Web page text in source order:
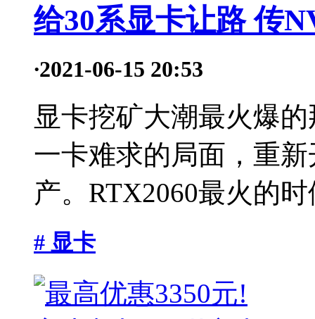
给30系显卡让路 传
·2021-06-15 20:53
显卡挖矿大潮最火爆
一卡难求的局面，重
产。RTX2060最火的
# 显卡